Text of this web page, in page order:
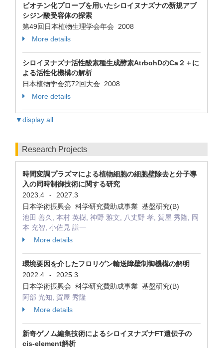
ビオチン化プローブを用いたシロイヌナズナの新規アブ
シジン酸受容体の探索
第49回日本植物生理学会年会 2008
More details
シロイヌナズナ活性酸素種生成酵素AtrbohDのCa２＋に
よる活性化機構の解析
日本植物学会第72回大会 2008
More details
▼display all
Research Projects
時間変調プラズマによる植物細胞の細胞壁除去と分子導
入の同時制御技術に関する研究
2023.4
-
2027.3
日本学術振興会 科学研究費助成事業 基盤研究(B)
池田 善久, 本村 英樹, 神野 雅文, 八丈野 孝, 賀屋 秀隆, 岡
本 充智, 小佐見 謙一
More details
環境要因を介したフロリゲン輸送障壁制御機構の解明
2022.4
-
2025.3
日本学術振興会 科学研究費助成事業 基盤研究(B)
阿部 光知, 賀屋 秀隆
More details
新奇ゲノム編集技術によるシロイヌナズナFT遺伝子の
cis-element解析